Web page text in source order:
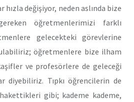
hızla değişiyor, neden aslında bize
öğretmenlerimizi farklı
gelecekteki görevlerine
öğretmenlere bize ilham
ve profesörlere de geleceği
diyebiliriz. Tıpkı öğrencilerin de
gibi; kademe kademe,